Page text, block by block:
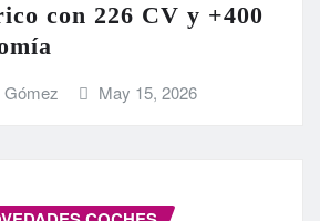
con 226 CV y +400
May 15, 2026